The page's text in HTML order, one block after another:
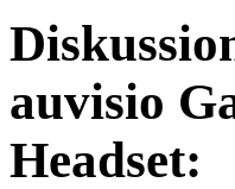
auvisio
Headset: